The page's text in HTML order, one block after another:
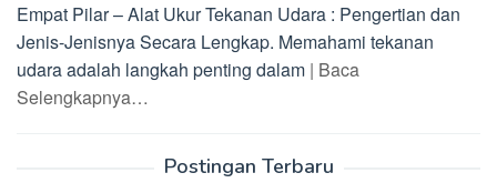
Empat Pilar – Alat Ukur Tekanan Udara : Pengertian dan
Jenis-Jenisnya Secara Lengkap. Memahami tekanan
udara adalah langkah penting dalam | Baca
Selengkapnya…
Postingan Terbaru